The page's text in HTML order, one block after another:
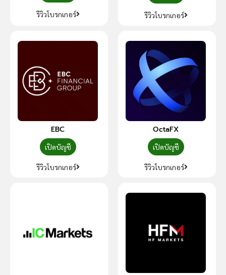
รีวิวโบรกเกอร์ รีวิวโบรกเกอร์
EBC
เปิดบัญชี
รีวิวโบรกเกอร์
OctaFX
เปิดบัญชี
รีวิวโบรกเกอร์